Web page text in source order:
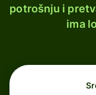
potrošnju i
ima